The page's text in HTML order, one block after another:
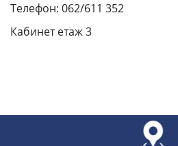
Телефон: 062/611 352
Кабинет етаж 3